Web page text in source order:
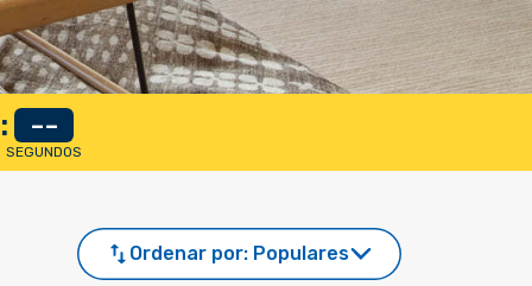
: --
SEGUNDOS
Ordenar por: Populares